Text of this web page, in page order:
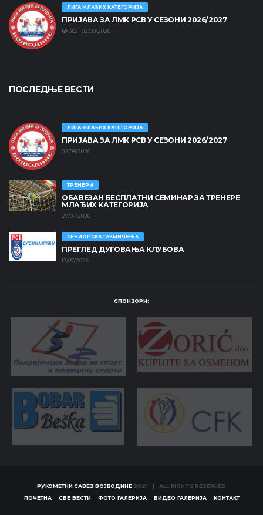
ЛИГА МЛАЂИХ КАТЕГОРИЈА
ПРИЈАВА ЗА ЛМК РСВ У СЕЗОНИ 2026/2027
312 02/08/2026
ПОСЛЕДЊЕ ВЕСТИ
ЛИГА МЛАЂИХ КАТЕГОРИЈА
ПРИЈАВА ЗА ЛМК РСВ У СЕЗОНИ 2026/2027
02/08/2026
ТРЕНЕРИ
ОБАВЕЗАН БЕСПЛАТНИ СЕМИНАР ЗА ТРЕНЕРЕ
МЛАЂИХ КАТЕГОРИЈА
27/07/2026
СЕНИОРСКА ТАКМИЧЕЊА
ПРЕГЛЕД ДУГОВАЊА КЛУБОВА
13/07/2026
СПОНЗОРИ:
РУКОМЕТНИ САВЕЗ ВОЈВОДИНЕ2021 | ALL RIGHTS RESERVED
ПОЧЕТНА
СВЕ ВЕСТИ ФОТО ГАЛЕРИЈА ВИДЕО ГАЛЕРИЈА КОНТАКТ